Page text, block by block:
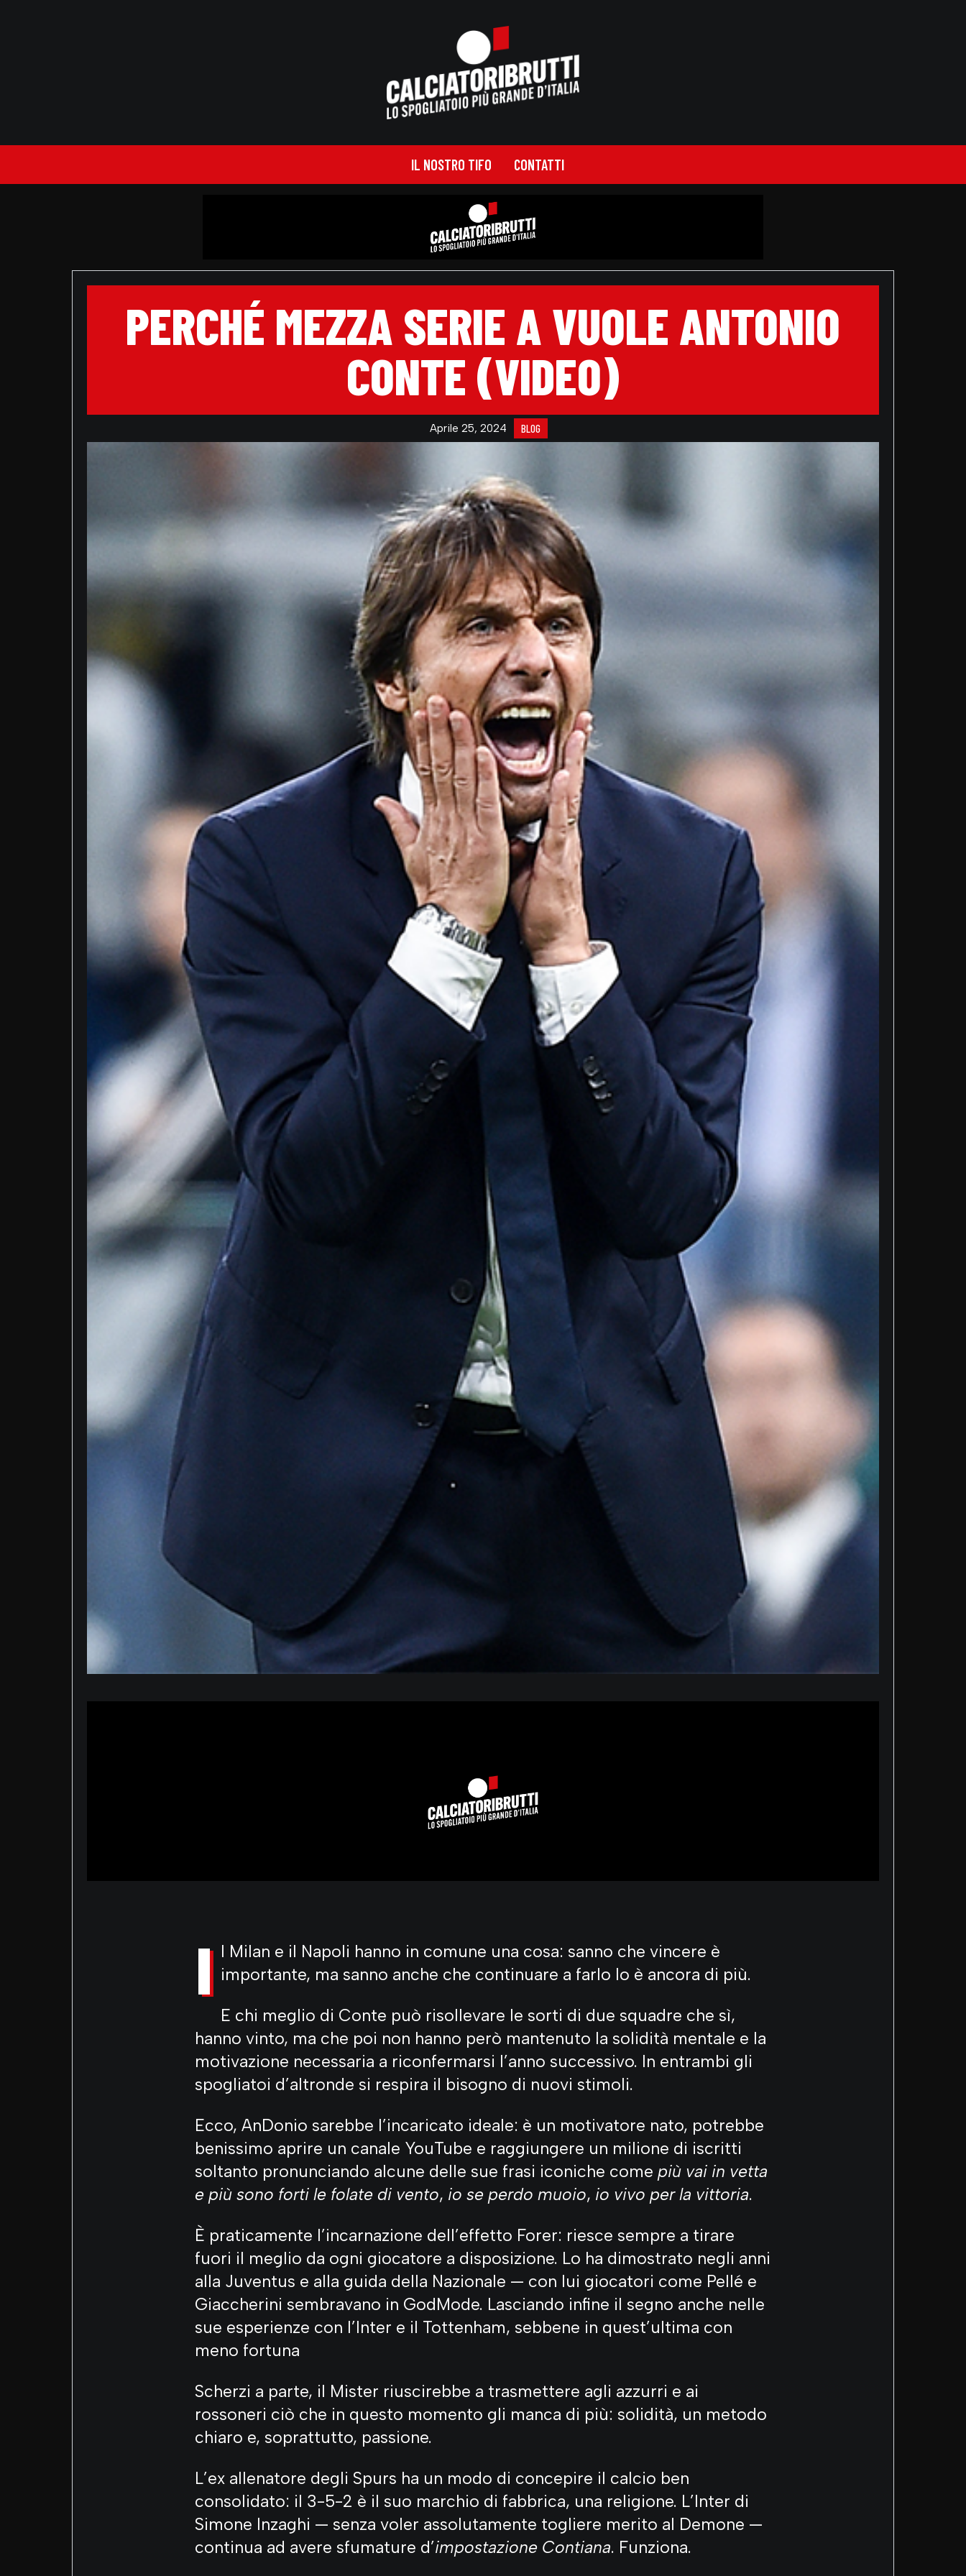
IL NOSTRO TIFO CONTATTI
PERCHÉ MEZZA SERIE A VUOLE ANTONIO
CONTE (VIDEO)
Aprile 25, 2024 BLOG
I l Milan e il Napoli hanno in comune una cosa: sanno che vincere è
importante, ma sanno anche che continuare a farlo lo è ancora di più.
E chi meglio di Conte può risollevare le sorti di due squadre che sì,
hanno vinto, ma che poi non hanno però mantenuto la solidità mentale e la
motivazione necessaria a riconfermarsi l’anno successivo. In entrambi gli
spogliatoi d’altronde si respira il bisogno di nuovi stimoli.
Ecco, AnDonio sarebbe l’incaricato ideale: è un motivatore nato, potrebbe
benissimo aprire un canale YouTube e raggiungere un milione di iscritti
soltanto pronunciando alcune delle sue frasi iconiche come più vai in vetta
e più sono forti le folate di vento, io se perdo muoio, io vivo per la vittoria.
È praticamente l’incarnazione dell’effetto Forer: riesce sempre a tirare
fuori il meglio da ogni giocatore a disposizione. Lo ha dimostrato negli anni
alla Juventus e alla guida della Nazionale — con lui giocatori come Pellé e
Giaccherini sembravano in GodMode. Lasciando infine il segno anche nelle
sue esperienze con l’Inter e il Tottenham, sebbene in quest’ultima con
meno fortuna
Scherzi a parte, il Mister riuscirebbe a trasmettere agli azzurri e ai
rossoneri ciò che in questo momento gli manca di più: solidità, un metodo
chiaro e, soprattutto, passione.
L’ex allenatore degli Spurs ha un modo di concepire il calcio ben
consolidato: il 3-5-2 è il suo marchio di fabbrica, una religione. L’Inter di
Simone Inzaghi — senza voler assolutamente togliere merito al Demone —
continua ad avere sfumature d’impostazione Contiana. Funziona.